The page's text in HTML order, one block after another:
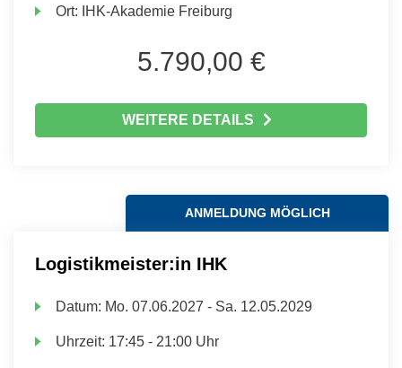
Ort: IHK-Akademie Freiburg
5.790,00 €
WEITERE DETAILS
ANMELDUNG MÖGLICH
Logistikmeister:in IHK
Datum: Mo. 07.06.2027 - Sa. 12.05.2029
Uhrzeit: 17:45 - 21:00 Uhr